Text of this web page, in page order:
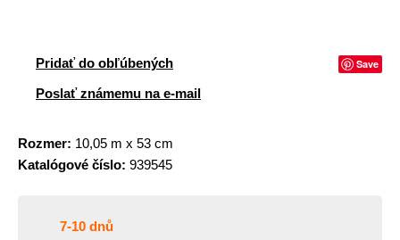
Pridať do obľúbených Save
Poslať známemu na e-mail
Rozmer: 10,05 m x 53 cm
Katalógové číslo: 939545
7-10 dnů